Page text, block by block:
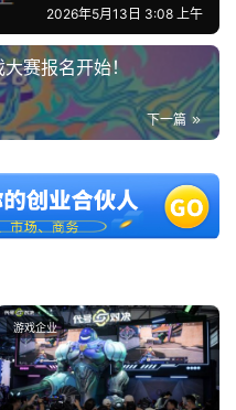
2026年5月13日 3:08 上午
赛报名开始！
下一篇
游戏企业